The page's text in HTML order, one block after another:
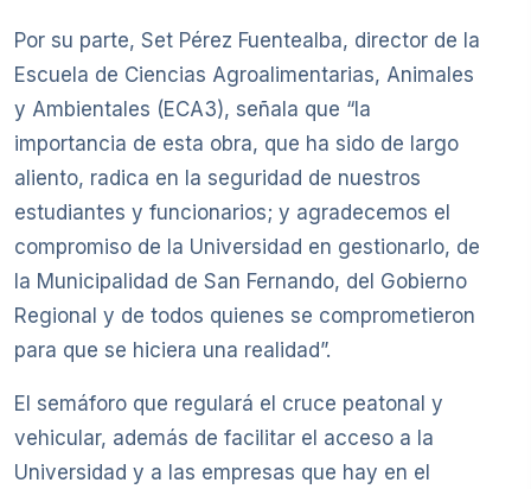
Por su parte, Set Pérez Fuentealba, director de la
Escuela de Ciencias Agroalimentarias, Animales
y Ambientales (ECA3), señala que “la
importancia de esta obra, que ha sido de largo
aliento, radica en la seguridad de nuestros
estudiantes y funcionarios; y agradecemos el
compromiso de la Universidad en gestionarlo, de
la Municipalidad de San Fernando, del Gobierno
Regional y de todos quienes se comprometieron
para que se hiciera una realidad”.
El semáforo que regulará el cruce peatonal y
vehicular, además de facilitar el acceso a la
Universidad y a las empresas que hay en el